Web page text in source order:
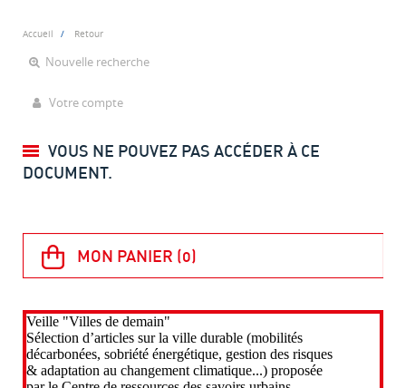
Accueil Retour
Nouvelle recherche
Votre compte
VOUS NE POUVEZ PAS ACCÉDER À CE
DOCUMENT.